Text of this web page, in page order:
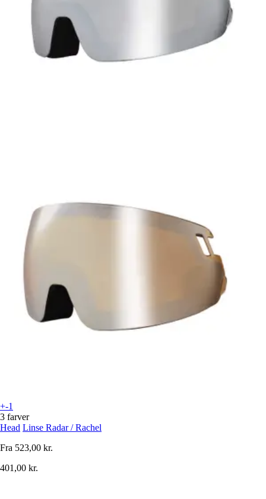
+-1
3 farver
Head Linse Radar / Rachel
Fra 523,00 kr.
401,00 kr.